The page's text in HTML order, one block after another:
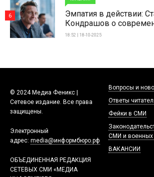
Эмпатия в действии:
Кондрашов о
18:52 | 18-10-2025
6
© 2024 Медиа Феникс |
Сетевое издание. Все права
защищены.
Электронный
адрес: media@информбюро.рф
ОБЪЕДИНЕННАЯ РЕДАКЦИЯ
СЕТЕВЫХ СМИ «МЕДИА
Вопросы и
Ответы
Фейки в СМИ
СМИ и военных
ВАКАНСИИ